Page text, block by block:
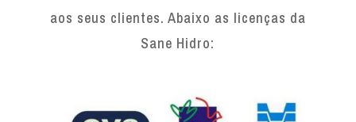
aos seus clientes. Abaixo as licenças da
Sane Hidro: